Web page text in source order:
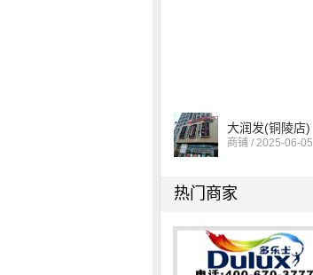
大润发(铜陵店)
商铺 / 2025-06-05
热门商家